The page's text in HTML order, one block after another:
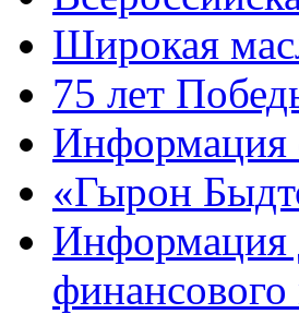
Широкая
75 лет
Информация
«Гырон
Информация